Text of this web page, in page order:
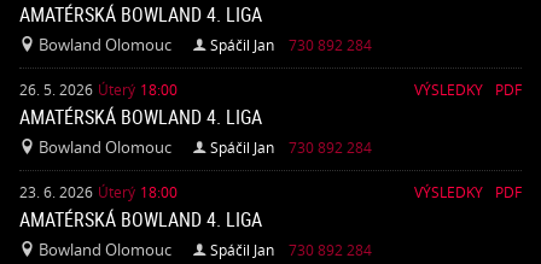
AMATÉRSKÁ BOWLAND 4. LIGA
 Bowland Olomouc  Spáčil Jan 730 892 284
26. 5. 2026 Úterý 18:00
AMATÉRSKÁ BOWLAND 4. LIGA
 Bowland Olomouc  Spáčil Jan 730 892 284
VÝSLEDKY PDF
23. 6. 2026 Úterý 18:00
AMATÉRSKÁ BOWLAND 4. LIGA
 Bowland Olomouc  Spáčil Jan 730 892 284
VÝSLEDKY PDF